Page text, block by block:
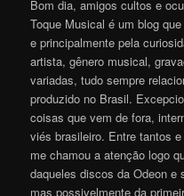
Bom dia, amigos cultos e
Toque Musical é um blog
e principalmente pela
artista, gênero musical,
variadas, tudo sempre
produzido no Brasil.
coisas que vem de fora,
viés brasileiro. Entre tantos
me chamou a atenção logo
daqueles discos da Odeon e
mas possivelmente da